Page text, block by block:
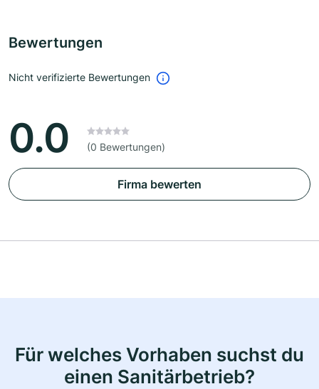
Bewertungen
Nicht verifizierte Bewertungen
0.0 (0 Bewertungen)
Firma bewerten
Für welches Vorhaben suchst du
einen Sanitärbetrieb?